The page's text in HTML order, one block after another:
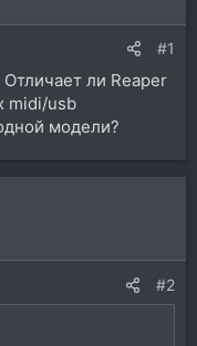
#1
ли Reaper
midi/usb
модели?
#2